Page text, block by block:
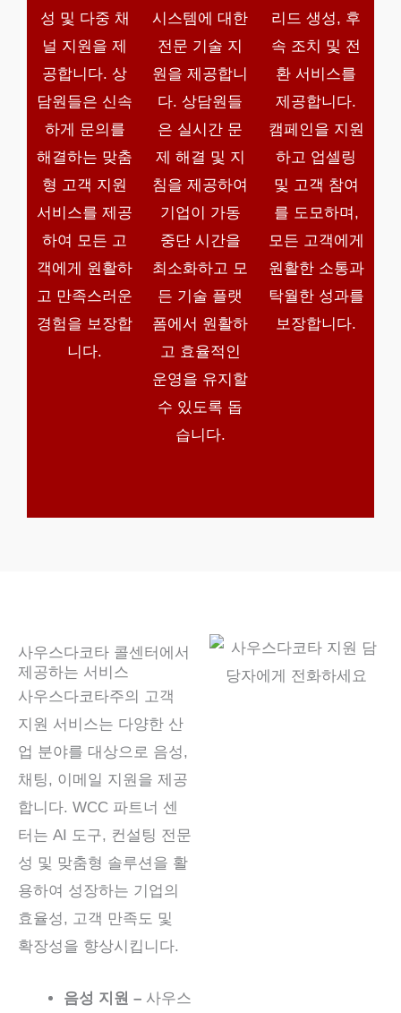
성 및 다중 채
널 지원을 제
공합니다. 상
담원들은 신속
하게 문의를
해결하는 맞춤
형 고객 지원
서비스를 제공
하여 모든 고
객에게 원활하
고 만족스러운
경험을 보장합
니다.
시스템에 대한
전문 기술 지
원을 제공합니
다. 상담원들
은 실시간 문
제 해결 및 지
침을 제공하여
기업이 가동
중단 시간을
최소화하고 모
든 기술 플랫
폼에서 원활하
고 효율적인
운영을 유지할
수 있도록 돕
습니다.
리드 생성, 후
속 조치 및 전
환 서비스를
제공합니다.
캠페인을 지원
하고 업셀링
및 고객 참여
를 도모하며,
모든 고객에게
원활한 소통과
탁월한 성과를
보장합니다.
사우스다코타 콜센터에서
제공하는 서비스
사우스다코타주의 고객
지원 서비스는 다양한 산
업 분야를 대상으로 음성,
채팅, 이메일 지원을 제공
합니다. WCC 파트너 센
터는 AI 도구, 컨설팅 전문
성 및 맞춤형 솔루션을 활
용하여 성장하는 기업의
효율성, 고객 만족도 및
확장성을 향상시킵니다.
음성 지원 – 사우스